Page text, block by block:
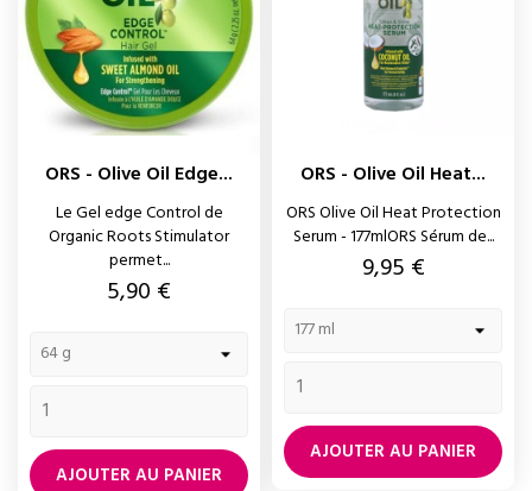
ORS - Olive Oil Edge...
Le Gel edge Control de
Organic Roots Stimulator
permet...
Prix
5,90 €
AJOUTER AU PANIER
ORS - Olive Oil Heat...
ORS Olive Oil Heat Protection
Serum - 177mlORS Sérum de...
Prix
9,95 €
AJOUTER AU PANIER